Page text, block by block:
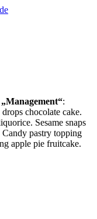
:
chocolate cake.
Sesame snaps
Candy pastry topping
apple pie fruitcake.